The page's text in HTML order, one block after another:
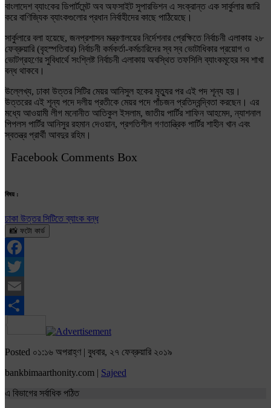
বাংলাদেশ ব্যাংকের ডিপার্টমেন্ট অব অফসাইট সুপারভিশন এ সংক্রান্ত এক সার্কুলার জারি
করে বাণিজ্যিক ব্যাংকগুলোর প্রধান নির্বাহীদের কাছে পাঠিয়েছে।
সার্কুলারে বলা হয়েছে, জনপ্রশাসন মন্ত্রণালয়ের নির্দেশনার প্রেক্ষিতে নির্বাচনী এলাকায় ২৮
ফেব্রুয়ারি (বৃহস্পতিবার) নির্বাচনী কর্মকর্তা-কর্মচারিদের স্ব স্ব ভোটাধিকার প্রয়োগ ও
ভোটগ্রহণের সুবিধার্থে সংশ্লিষ্ট নির্বাচনী এলাকায় অবস্থিত তফসিলি ব্যাংকমূহের সব শাখা
বন্ধ থাকবে।
উল্লেখ্য, ঢাকা উত্তর সিটির মেয়র আনিসুল হকের মৃত্যুর পর এই পদ শূন্য হয়।
উত্তরের এই শূন্য পদে দলীয় প্রতীকে মেয়র পদে পাঁচজন প্রতিদ্বন্দ্বিতা করছেন। এর
মধ্যে আওয়ামী লীগ মনোনীত আতিকুল ইসলাম, জাতীয় পার্টির শাফিন আহমেদ, ন্যাশনাল
পিপলস পার্টির আনিসুর রহমান দেওয়ান, প্রগতিশীল গণতান্ত্রিক পার্টির শাহীন খান এবং
স্বতন্ত্র প্রার্থী আবদুর রহিম।
Facebook Comments Box
বিষয় :
ঢাকা উত্তর সিটিতে ব্যাংক বন্ধ
📸 ফটো কার্ড
Facebook
Twitter
Email
Share
Posted ০১:১৬ অপরাহ্ণ | বুধবার, ২৭ ফেব্রুয়ারি ২০১৯
bankbimaarthonity.com | Sajeed
এ বিভাগের সর্বাধিক পঠিত